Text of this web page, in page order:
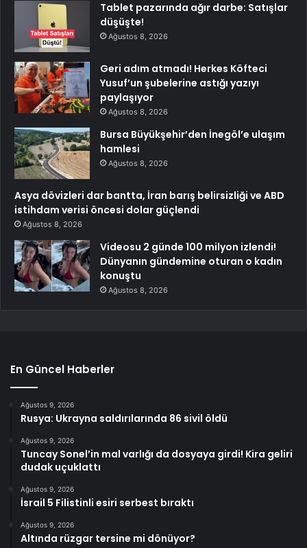
Tablet pazarında ağır darbe: Satışlar
düşüşte!
Ağustos 8, 2026
Geri adım atmadı! Herkes Köfteci
Yusuf’un şubelerine astığı yazıyı
paylaşıyor
Ağustos 8, 2026
Bursa Büyükşehir’den İnegöl’e ulaşım
hamlesi
Ağustos 8, 2026
Asya dövizleri dar bantta, İran barış belirsizliği ve ABD
istihdam verisi öncesi dolar güçlendi
Ağustos 8, 2026
Videosu 2 günde 100 milyon izlendi!
Dünyanın gündemine oturan o kadın
konuştu
Ağustos 8, 2026
En Güncel Haberler
Ağustos 9, 2026
Rusya: Ukrayna saldırılarında 86 sivil öldü
Ağustos 9, 2026
Tuncay Sonel’in mal varlığı da dosyaya girdi! Kira geliri
dudak uçuklattı
Ağustos 9, 2026
İsrail 5 Filistinli esiri serbest bıraktı
Ağustos 9, 2026
Altında rüzgar tersine mi dönüyor?